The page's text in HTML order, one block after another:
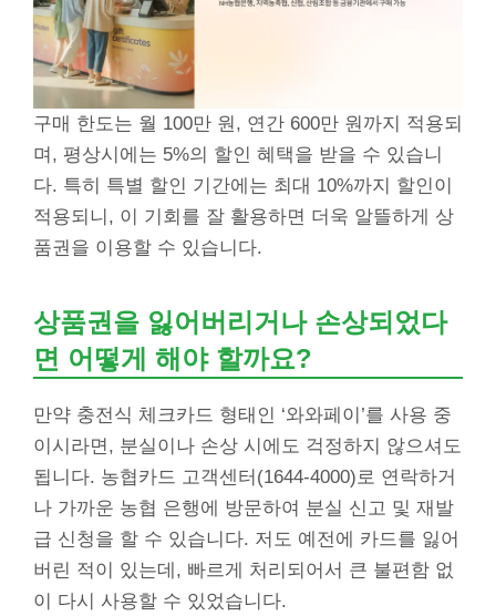
구매 한도는 월 100만 원, 연간 600만 원까지 적용되
며, 평상시에는 5%의 할인 혜택을 받을 수 있습니
다. 특히 특별 할인 기간에는 최대 10%까지 할인이
적용되니, 이 기회를 잘 활용하면 더욱 알뜰하게 상
품권을 이용할 수 있습니다.
상품권을 잃어버리거나 손상되었다
면 어떻게 해야 할까요?
만약 충전식 체크카드 형태인 ‘와와페이’를 사용 중
이시라면, 분실이나 손상 시에도 걱정하지 않으셔도
됩니다. 농협카드 고객센터(1644-4000)로 연락하거
나 가까운 농협 은행에 방문하여 분실 신고 및 재발
급 신청을 할 수 있습니다. 저도 예전에 카드를 잃어
버린 적이 있는데, 빠르게 처리되어서 큰 불편함 없
이 다시 사용할 수 있었습니다.